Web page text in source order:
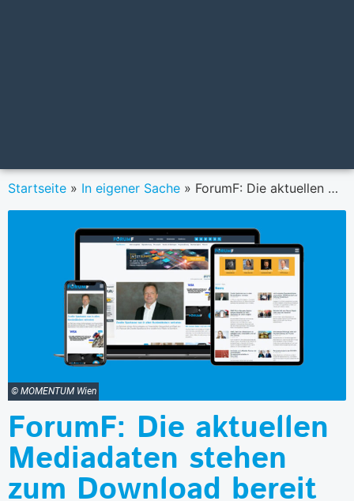
Startseite » In eigener Sache » ForumF: Die aktuellen Mediadaten stehen zum Download bereit
© MOMENTUM Wien
ForumF: Die aktuellen
Mediadaten stehen
zum Download bereit